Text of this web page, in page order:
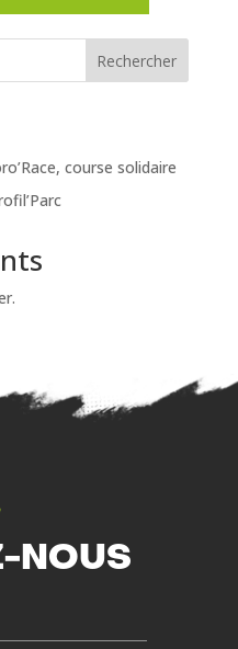
Rechercher
course solidaire
NOUS